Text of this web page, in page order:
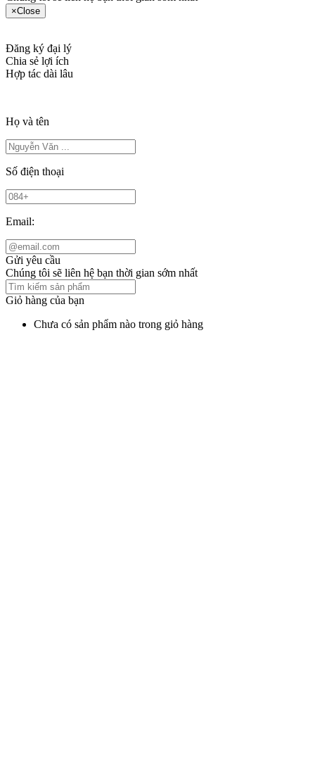
×Close
Đăng ký đại lý
Chia sẻ lợi ích
Hợp tác dài lâu
Họ và tên
Số điện thoại
Email:
Gửi yêu cầu
Chúng tôi sẽ liên hệ bạn thời gian sớm nhất
Giỏ hàng của bạn
Chưa có sản phẩm nào trong giỏ hàng